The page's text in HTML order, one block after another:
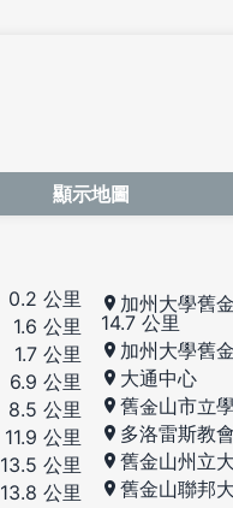
顯示地圖
0.2 公里
1.6 公里
1.7 公里
6.9 公里
8.5 公里
11.9 公里
13.5 公里
13.8 公里
加州大學舊
14.7 公里
加州大學舊
大通中心
舊金山市立
多洛雷斯教
舊金山州立
舊金山聯邦